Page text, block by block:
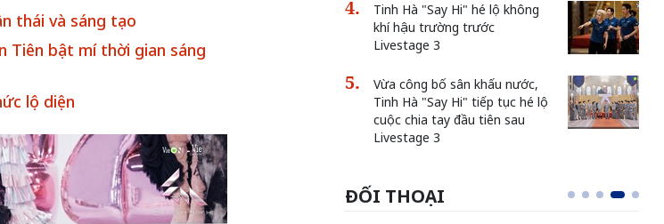
thái và sáng tạo
Tiên bật mí thời gian sáng
lộ diện
Tinh Hà "Say Hi" hé lộ không
khí hậu trường trước
Livestage 3
Vừa công bố sân khấu nước,
Tinh Hà "Say Hi" tiếp tục hé lộ
cuộc chia tay đầu tiên sau
Livestage 3
ĐỐI THOẠI